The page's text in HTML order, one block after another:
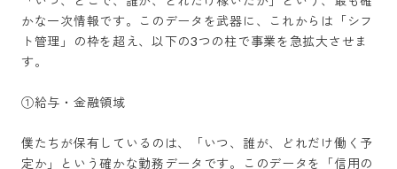
かな一次情報です。このデータを武器に、これからは「シフ
ト管理」の枠を超え、以下の3つの柱で事業を急拡大させま
す。
①給与・金融領域
僕たちが保有しているのは、「いつ、誰が、どれだけ働く予
定か」という確かな勤務データです。このデータを「信用の